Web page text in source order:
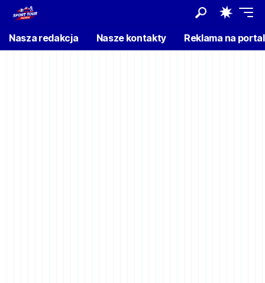
Nasza redakcja Nasze kontakty Reklama na